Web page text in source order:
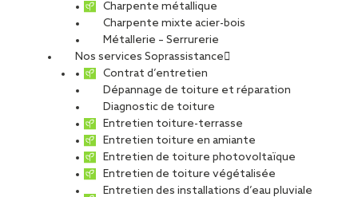
Charpente métallique
Charpente mixte acier-bois
Métallerie – Serrurerie
Nos services Soprassistance
Contrat d’entretien
Dépannage de toiture et réparation
Diagnostic de toiture
Entretien toiture-terrasse
Entretien toiture en amiante
Entretien de toiture photovoltaïque
Entretien de toiture végétalisée
Entretien des installations d’eau pluviale